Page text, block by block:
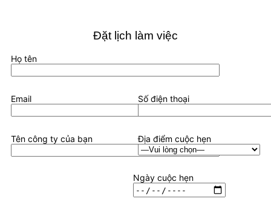
Đặt lịch làm việc
Họ tên
Email Số điện thoại
Tên công ty của bạn Địa điểm cuộc hẹn
Ngày cuộc hẹn